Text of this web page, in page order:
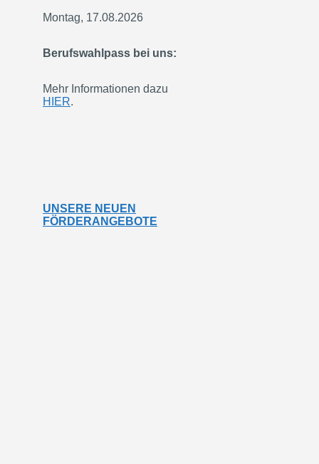
Montag, 17.08.2026
Berufswahlpass bei uns:
Mehr Informationen dazu
HIER.
UNSERE NEUEN
FÖRDERANGEBOTE